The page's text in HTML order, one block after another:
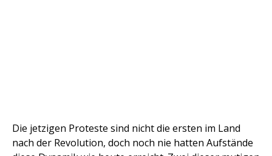
Die jetzigen Proteste sind nicht die ersten im Land
nach der Revolution, doch noch nie hatten Aufstände